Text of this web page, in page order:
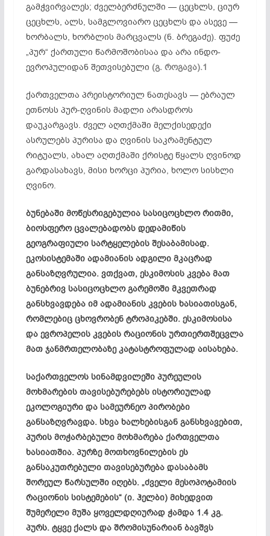
გამჭვირვალეს; ძველბერძნულში — ცეცხლს, ციურ
ცეცხლს, ალს, სამგლოვიარო ცეცხლს და ასევე —
ხორბალს, ხორბლის მარცვალს (ნ. ბრეგაძე). ფუძე
„პურ“ ქართული წარმოშობისაა და არა ინდო-
ევროპულიდან შეთვისებული (გ. როგავა).1
ქართველთა პრეისტორიულ ნათესავს — ებრაულ
ეთნოსს პურ-ღვინის მადლი არასდროს
დაუკარგავს. ძველ აღთქმაში მელქისედექი
ასრულებს პურისა და ღვინის საკრამენტულ
რიტუალს, ახალ აღთქმაში ქრისტე წყალს ღვინოდ
გარდასახავს, მისი ხორცი პურია, ხოლო სისხლი
ღვინო.
ბუნებაში მოწესრიგებულია სასიცოცხლო რითმი,
ბიოსფერო ცვალებადობს დედამიწის
გეოგრაფიული სარტყელების შესაბამისად.
ეკოსისტემაში ადამიანის ადგილი მკაცრად
განსაზღვრულია. ვთქვათ, ესკიმოსის კვება მათ
ბუნებრივ სასიცოცხლო გარემოში მკვეთრად
განსხვავდება იმ ადამიანის კვების ხასიათისგან,
რომლებიც ცხოვრობენ ტროპიკებში. ესკიმოსისა
და ევროპელის კვების რაციონის ურთიერთშეცვლა
მათ ჯანმრთელობაზე კატასტროფულად აისახება.
საქართველოს სინამდვილეში პურეულის
მოხმარების თავისებურებებს ისტორიულად
ეკოლოგიური და სამეურნეო პირობები
განსაზღვრავდა. სხვა ხალხებისგან განსხვავებით,
პურის მოჭარბებული მოხმარება ქართველთა
ხასიათშია. პურზე მოთხოვნილების ეს
განსაკუთრებული თავისებურება დასაბამს
შორეულ წარსულში იღებს. „ძველი მესოპოტამიის
რაციონის სისტემების“ (ი. ჰელბი) მიხედვით
შუმერელი მუშა ყოველდღიურად ჭამდა 1.4 კგ.
პურს. ტყვე ქალს და შრომისუნარიან ბავშვს